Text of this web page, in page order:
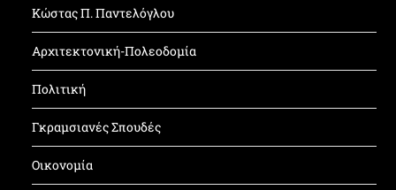
Κώστας Π. Παντελόγλου
Αρχιτεκτονική-Πολεοδομία
Πολιτική
Γκραμσιανές Σπουδές
Οικονομία